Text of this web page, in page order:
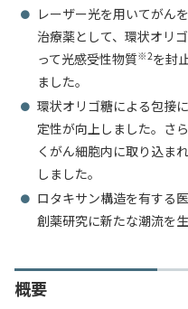
学部・
教育
研究
国際
レーザー光を用いてがん
治療薬として、環状オリ
って光感受性物質※2を封
ました。
環状オリゴ糖による包接
定性が向上しました。さ
くがん細胞内に取り込ま
しました。
ロタキサン構造を有する
創薬研究に新たな潮流を
概要